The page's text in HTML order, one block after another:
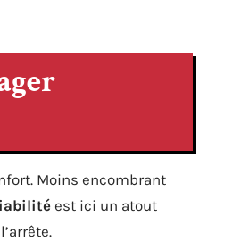
Moins encombrant
est ici un atout